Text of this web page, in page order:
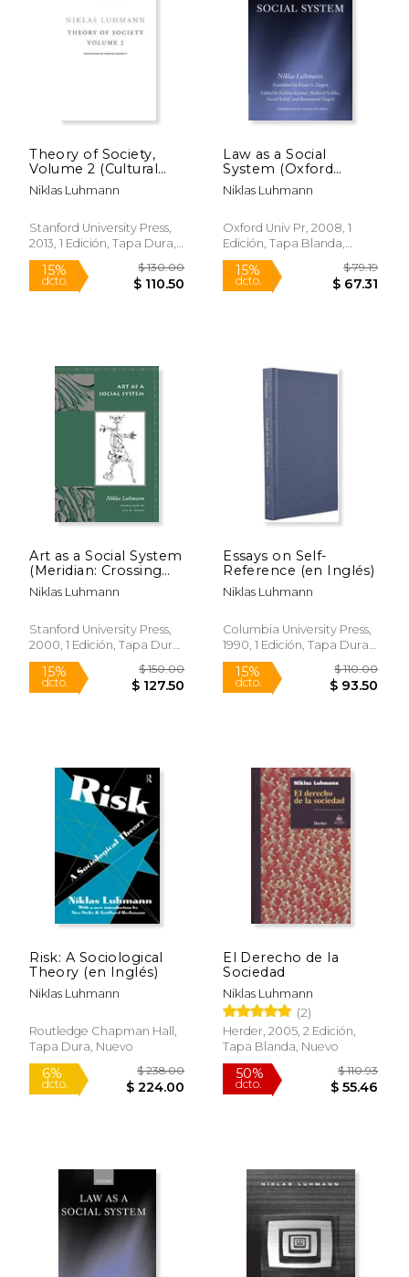
dcto. $ 48.75 dcto.
6%
dcto. $ 210.82
6%
dcto.
Theory of Society,
Volume 2 (Cultural
Memory in the
Present) (en Inglés)
Niklas Luhmann
Stanford University Press,
2013, 1 Edición, Tapa Dura,
Nuevo
Law as a Social
System (Oxford
Socio-Legal Studies)
(en Inglés)
Niklas Luhmann
Oxford Univ Pr, 2008, 1
Edición, Tapa Blanda,
Nuevo
15%
dcto.
Art as a Social System
(Meridian: Crossing
Aesthetics) (en Inglés)
Niklas Luhmann
Stanford University Press,
2000, 1 Edición, Tapa Dura,
Nuevo
Essays on Self-
Reference (en Inglés)
Niklas Luhmann
Columbia University Press,
1990, 1 Edición, Tapa Dura,
Nuevo
Risk: A Sociological
Theory (en Inglés)
Niklas Luhmann
Routledge Chapman Hall,
Tapa Dura, Nuevo
El Derecho de la
Sociedad
Niklas Luhmann
(2)
Herder, 2005, 2 Edición,
Tapa Blanda, Nuevo